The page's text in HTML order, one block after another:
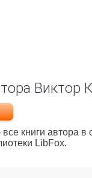
Виктор
книги автора
LibFox.